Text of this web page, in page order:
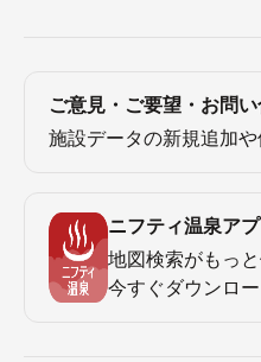
ご意見・ご要望・お問
施設データの新規追加
ニフティ温泉アプ
地図検索がもっと
今すぐダウンロ